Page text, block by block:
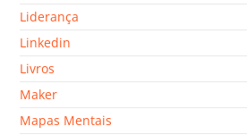
Liderança
Linkedin
Livros
Maker
Mapas Mentais